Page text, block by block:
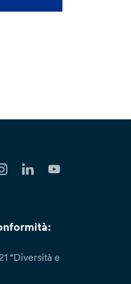
“Diversità e